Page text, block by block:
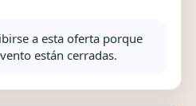
a esta oferta porque
están cerradas.